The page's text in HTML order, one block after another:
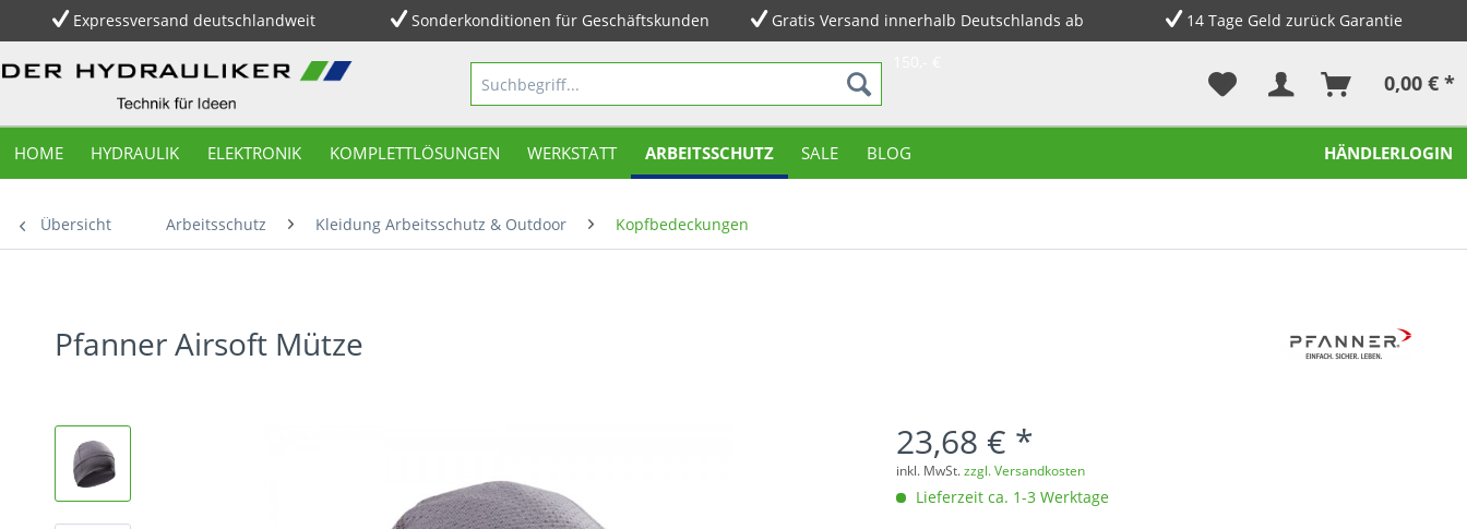
Expressversand deutschlandweit Sonderkonditionen für Geschäftskunden
Gratis Versand innerhalb Deutschlands ab
14 Tage Geld zurück Garantie
0,00 € *
HOME HYDRAULIK ELEKTRONIK KOMPLETTLÖSUNGEN WERKSTATT ARBEITSSCHUTZ SALE BLOG HÄNDLERLOGIN
Übersicht Arbeitsschutz Kleidung Arbeitsschutz & Outdoor Kopfbedeckungen
Pfanner Airsoft Mütze
23,68 € *
inkl. MwSt.zzgl. Versandkosten
Lieferzeit ca. 1-3 Werktage